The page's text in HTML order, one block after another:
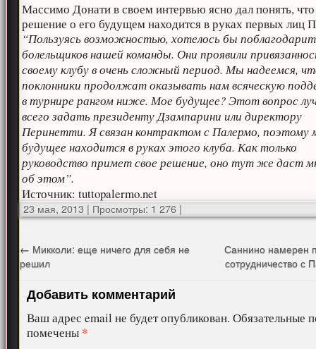
Массимо Донати в своем интервью ясно дал понять, что
решение о его будущем находится в руках первых лиц
“Пользуясь возможностью, хотелось бы
болельщиков нашей команды. Они проявили
своему клубу в очень сложный период. Мы надеемся,
поклонники продолжат оказывать нам всяческую
в турнире рангом ниже. Мое будущее? Этот вопрос
всего задать президенту Дзампарини или директору
Перинетти. Я связан контрактом с Палермо, поэтому
будущее находится в руках этого клуба. Как только
руководство примет свое решение, оно тут же даст
об этом”.
Источник: tuttopalermo.net
23 мая, 2013 | Просмотры: 1 276 |
← Микколи: еще ничего для себя не
решил
Саннино намерен
сотрудничество с
Добавить комментарий
Ваш адрес email не будет опубликован. Обязательные
помечены *